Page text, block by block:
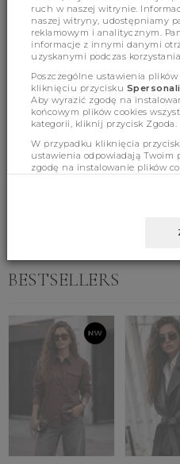
(478)
Product features
BESTSELLERS
ruch w naszej witrynie.
naszej witryny, udostępniamy
reklamowym i analitycznym.
informacje z innymi danymi
uzyskanymi podczas
Poszczególne ustawienia
kliknięciu przycisku
Aby wyrazić zgodę na
końcowym plików cookies
kategorii, kliknij przycisk Zgoda.
W przypadku kliknięcia
ustawienia odpowiadają Twoim
zgodę na instalowanie plików